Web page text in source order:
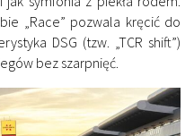
„Race” pozwala kręcić do
DSG (tzw. „TCR shift”)
bez szarpnięć.